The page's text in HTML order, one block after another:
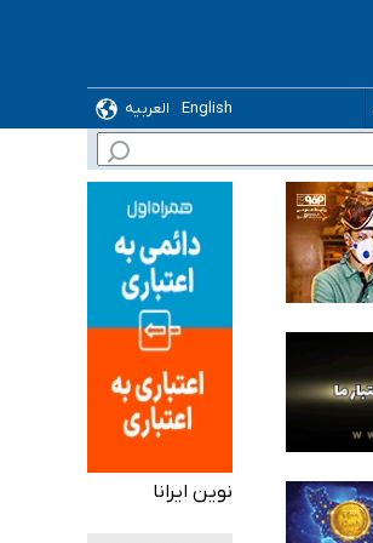
English
العربیه
نوین ایرانا